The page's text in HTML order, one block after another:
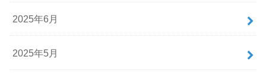
2025年6月
2025年5月